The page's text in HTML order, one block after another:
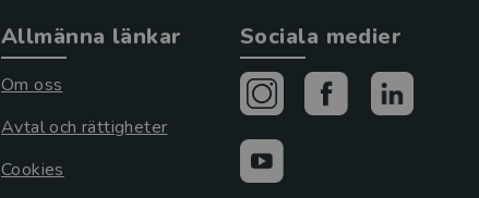
Allmänna länkar
Om oss
Avtal och rättigheter
Cookies
Sociala medier